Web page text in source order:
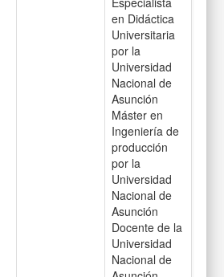
en Didáctica
Universitaria
por la
Universidad
Nacional de
Asunción
Máster en
Ingeniería de
producción
por la
Universidad
Nacional de
Asunción
Docente de la
Universidad
Nacional de